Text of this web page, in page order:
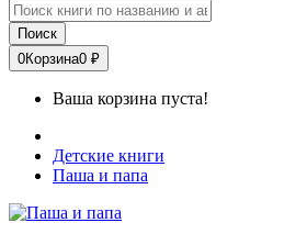
Поиск
0Корзина0 ₽
Ваша корзина пуста!
Детские книги
Паша и папа